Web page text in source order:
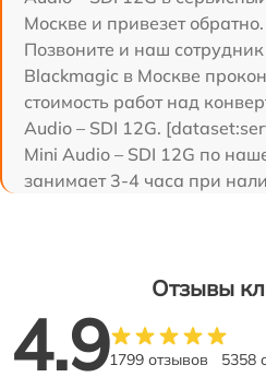
Москве и привезет обратно.
Позвоните и наш
Blackmagic в Москве
стоимость работ над
Audio – SDI 12G.
Mini Audio – SDI 12G по
занимает 3-4 часа при
Отзывы
4.91799 отзывов 5358